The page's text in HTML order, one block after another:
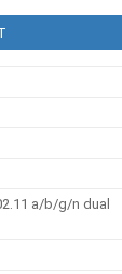
a/b/g/n dual